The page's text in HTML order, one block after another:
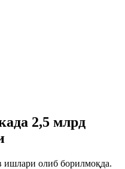
2,5 млрд
ишлари олиб борилмоқда.